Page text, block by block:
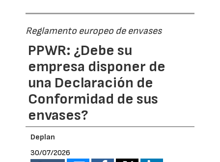
Reglamento europeo de envases
PPWR: ¿Debe su
empresa disponer de
una Declaración de
Conformidad de sus
envases?
Deplan
30/07/2026